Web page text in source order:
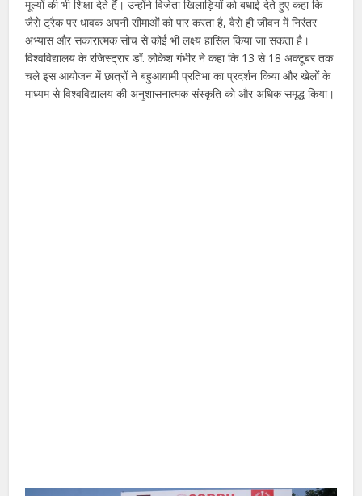
मूल्यों की भी शिक्षा देते हैं। उन्होंने विजेता खिलाड़ियों को बधाई देते हुए कहा कि
जैसे ट्रैक पर धावक अपनी सीमाओं को पार करता है, वैसे ही जीवन में निरंतर
अभ्यास और सकारात्मक सोच से कोई भी लक्ष्य हासिल किया जा सकता है।
विश्वविद्यालय के रजिस्ट्रार डॉ. लोकेश गंभीर ने कहा कि 13 से 18 अक्टूबर तक
चले इस आयोजन में छात्रों ने बहुआयामी प्रतिभा का प्रदर्शन किया और खेलों के
माध्यम से विश्वविद्यालय की अनुशासनात्मक संस्कृति को और अधिक समृद्ध किया।